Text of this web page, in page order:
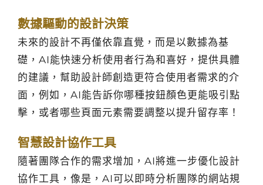
數據驅動的設計決策
未來的設計不再僅依靠直覺，而是以數據為基
礎，AI能快速分析使用者行為和喜好，提供具體
的建議，幫助設計師創造更符合使用者需求的介
面，例如，AI能告訴你哪種按鈕顏色更能吸引點
擊，或者哪些頁面元素需要調整以提升留存率！
智慧設計協作工具
隨著團隊合作的需求增加，AI將進一步優化設計
協作工具，像是，AI可以即時分析團隊的網站規